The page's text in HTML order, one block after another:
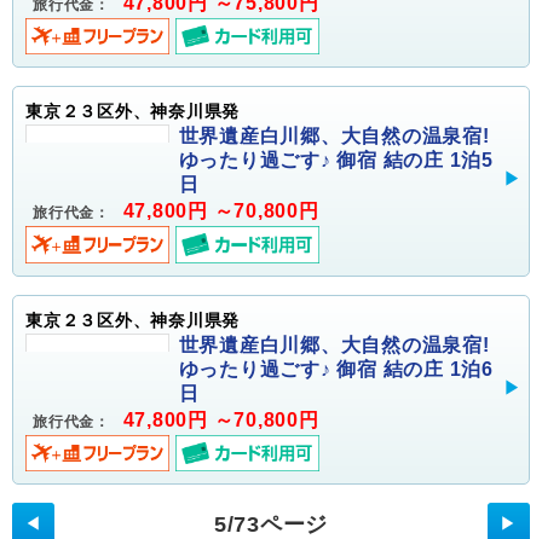
旅行代金：
東京２３区外、神奈川県発
世界遺産白川郷、大自然の温泉宿!
ゆったり過ごす♪ 御宿 結の庄 1泊5
日
旅行代金： 47,800円 ～70,800円
東京２３区外、神奈川県発
世界遺産白川郷、大自然の温泉宿!
ゆったり過ごす♪ 御宿 結の庄 1泊6
日
旅行代金： 47,800円 ～70,800円
5/73ページ
◀ ▶